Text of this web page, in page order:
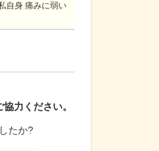
力ください。
たか?
自身 痛みに弱い